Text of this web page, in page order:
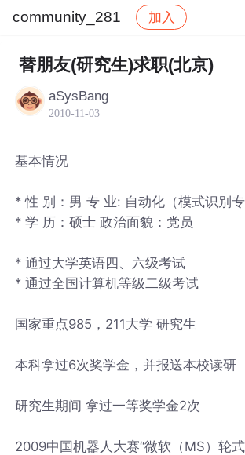
community_281 加入
社区 community_281 帖子详情
替朋友(研究生)求职(北京)
aSysBang
2010-11-03
基本情况
* 性 别：男 专 业: 自动化（模式识别专
* 学 历：硕士 政治面貌：党员
* 通过大学英语四、六级考试
* 通过全国计算机等级二级考试
国家重点985，211大学 研究生
本科拿过6次奖学金，并报送本校读研
研究生期间 拿过一等奖学金2次
2009中国机器人大赛“微软（MS）轮